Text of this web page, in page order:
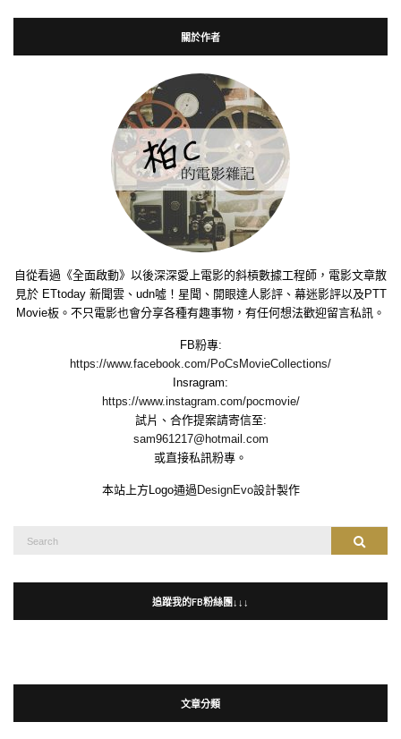
關於作者
自從看過《全面啟動》以後深深愛上電影的斜槓數據工程師，電影文章散
見於 ETtoday 新聞雲、udn噓！星聞、開眼達人影評、幕迷影評以及PTT
Movie板。不只電影也會分享各種有趣事物，有任何想法歡迎留言私訊。
FB粉專:
https://www.facebook.com/PoCsMovieCollections/
Insragram:
https://www.instagram.com/pocmovie/
試片、合作提案請寄信至:
sam961217@hotmail.com
或直接私訊粉專。
本站上方Logo通過 DesignEvo設計製作
Search
追蹤我的FB粉絲團↓↓↓
文章分類